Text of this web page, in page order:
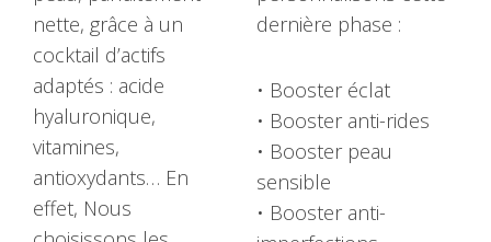
nette, grâce à un
cocktail d’actifs
adaptés : acide
hyaluronique,
vitamines,
antioxydants… En
effet, Nous
dernière phase :
• Booster éclat
• Booster anti-rides
• Booster peau
sensible
• Booster anti-